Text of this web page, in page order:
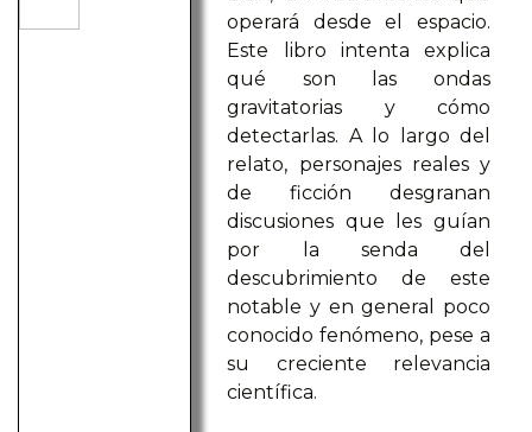
operará desde el espacio.
Este libro intenta explica
qué son las ondas
gravitatorias y cómo
detectarlas. A lo largo del
relato, personajes reales y
de ficción desgranan
discusiones que les guían
por la senda del
descubrimiento de este
notable y en general poco
conocido fenómeno, pese a
su creciente relevancia
científica.